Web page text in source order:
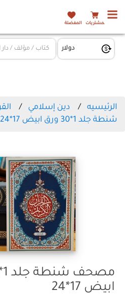
المشتريات المفضلة
الرئيسيه دين إسلامي
شنطة جلد 1*30 ورق ابيض 17*24
ابيض 17*24